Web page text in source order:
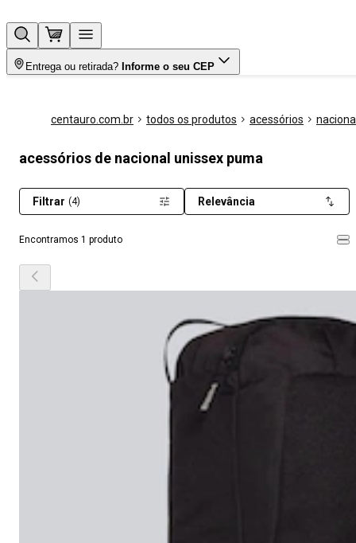
Entrega ou retirada? Informe o seu CEP
centauro.com.br todos os produtos acessórios
acessórios de nacional unissex puma
Encontramos 1 produto
Filtrar (4) Relevância